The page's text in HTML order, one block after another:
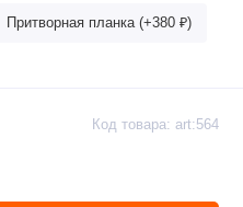
Код товара: art:564
Притворная планка (+380 ₽)